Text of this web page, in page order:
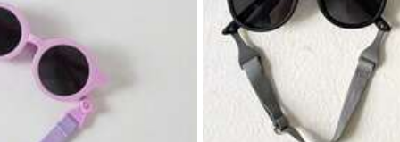
linda (200+) amor (100+)